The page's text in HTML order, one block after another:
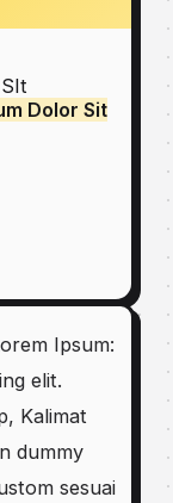
Dolor Sit
Ipsum:
еlіt.
Kalimat
dummу
sesuai